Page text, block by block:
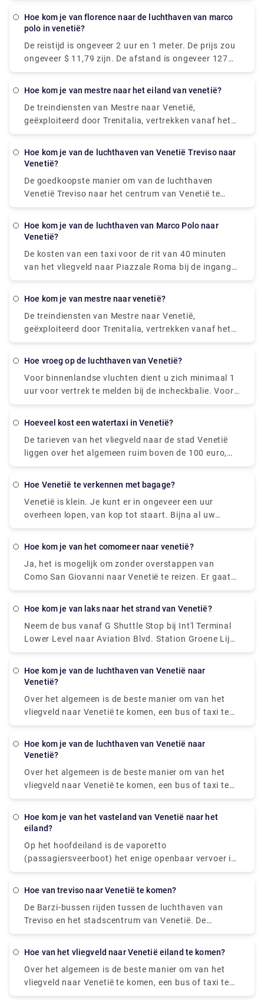
Alilaguna Water Bus rechtstreeks vanaf de
dichtstbijzijnde terminal waar u verblijft.
hoe kom je van florence naar de luchthaven van marco
polo in venetië?
De reistijd is ongeveer 2 uur en 1 meter. De prijs zou
ongeveer $ 11,79 zijn. De afstand is ongeveer 127
mijl (204 km). Er zijn ongeveer 30 treinen per dag.
hoe kom je van mestre naar het eiland van venetië?
De treindiensten van Mestre naar Venetië,
geëxploiteerd door Trenitalia, vertrekken vanaf het
station Venezia Mestre. Trein of bus van Mestre
Venetië te komen, is met de trein, die 11 minuten
bus nemen, die € 0 - € 8 kost en 12 minuten duurt.
hoe kom je van de luchthaven van Venetië Treviso naar
Venetië?
De goedkoopste manier om van de luchthaven
Venetië Treviso naar het centrum van Venetië te
komen, is de ATVO of de Barzi-shuttle. De rit duurt
Ondertussen kost een taxi € 100, maar het is
en biedt plaats aan maximaal vier passagiers.
hoe kom je van de luchthaven van Marco Polo naar
Venetië?
De kosten van een taxi voor de rit van 40 minuten
van het vliegveld naar Piazzale Roma bij de ingang
van Venetië bedragen ongeveer 80 euro.
hoe kom je van mestre naar venetië?
De treindiensten van Mestre naar Venetië,
geëxploiteerd door Trenitalia, vertrekken vanaf het
station Venezia Mestre. Trein of bus van Mestre
Venetië te komen, is met de trein, die 11 minuten
duurt en € 1 - € 35 kost. Als alternatief kunt u de
bus nemen, die € 0 - € 8 kost en 12 minuten duurt.
hoe vroeg op de luchthaven van Venetië?
Voor binnenlandse vluchten dient u zich minimaal 1
uur voor vertrek te melden bij de incheckbalie. Voor
internationale vertrekken dient u zich minimaal 2
hoeveel kost een watertaxi in Venetië?
De tarieven van het vliegveld naar de stad Venetië
liggen over het algemeen ruim boven de 100 euro,
zelfs voor korte afstanden binnen Venetië moet je
afgelopen jaren flink gestegen. Er is ook een
nachttoeslag, meestal ongeveer 20 euro.
hoe Venetië te verkennen met bagage?
Venetië is klein. Je kunt er in ongeveer een uur
overheen lopen, van kop tot staart. Bijna al uw
bezienswaardigheden liggen op 20 minuten lopen
hoe kom je van het comomeer naar venetië?
Ja, het is mogelijk om zonder overstappen van
Como San Giovanni naar Venetië te reizen. Er gaat
elke dag 1 rechtstreekse trein van Como San
hoe kom je van laks naar het strand van Venetië?
Neem de bus vanaf G Shuttle Stop bij Int'l Terminal
Lower Level naar Aviation Blvd. Station Groene Lijn.
Neem buslijn 3 vanaf Aviation/Lax Station naar 4Th
Santa Monica Place naar Main Sb & Venice Way Ns.
hoe kom je van de luchthaven van Venetië naar
Venetië?
Over het algemeen is de beste manier om van het
vliegveld naar Venetië te komen, een bus of taxi te
nemen vanaf het vliegveld naar Piazzale Roma en
Alilaguna Water Bus rechtstreeks vanaf de
dichtstbijzijnde terminal waar u verblijft.
hoe kom je van de luchthaven van Venetië naar
Venetië?
Over het algemeen is de beste manier om van het
vliegveld naar Venetië te komen, een bus of taxi te
nemen vanaf het vliegveld naar Piazzale Roma en
luchthaven van Venetië naar Venetië gaan met de
ook een auto huren zonder chauffeur. De reis met de
bus duurt ongeveer 30 minuten, het bustarief is EUR
bereiken, en u moet EUR 7 betalen voor een
dergelijke reis.
hoe kom je van het vasteland van Venetië naar het
eiland?
Op het hoofdeiland is de vaporetto
(passagiersveerboot) het enige openbaar vervoer in
Venetië. Er zijn veerboten rond het eiland en op het
Vertrektijden zijn zeer frequent, om de paar
minuten.
hoe van treviso naar Venetië te komen?
De Barzi-bussen rijden tussen de luchthaven van
Treviso en het stadscentrum van Venetië. De
voertuigen rijden op exact dezelfde tijden als de
is dat ze er slechts 40 minuten over doen om in het
centrum te komen, in plaats van 70 minuten,
aangezien ze de snelweg gebruiken.
hoe van het vliegveld naar Venetië eiland te komen?
Over het algemeen is de beste manier om van het
vliegveld naar Venetië te komen, een bus of taxi te
nemen vanaf het vliegveld naar Piazzale Roma en